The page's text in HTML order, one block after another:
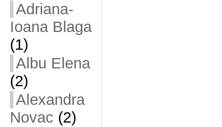
Adriana-
Ioana Blaga
(1)
Albu Elena
(2)
Alexandra
Novac (2)